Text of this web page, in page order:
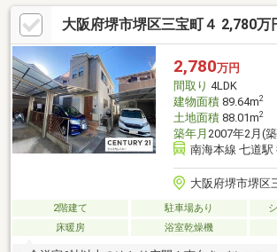
スペースが備わっています。■バルコニーは2階
置。■2025年11月、内装一部リフォーム済み！ト
済♪■生活利便施設が身近に揃う、ご家族で暮ら
す。■周辺環境・セブンイレブン堺浜寺船尾町
ンディ諏訪ノ森店 徒歩9分・浜寺東小学校 徒
第3公園 徒歩1分
大阪府堺市堺区三宝町４ 2,780万
2,780万円
間取り 4LDK
建物面積89.64m2
土地面積88.01m2
築年月 2007年2月(
南海本線 七道駅
大阪府堺市堺区
2階建て 駐車場あり
床暖房
浴室乾燥機